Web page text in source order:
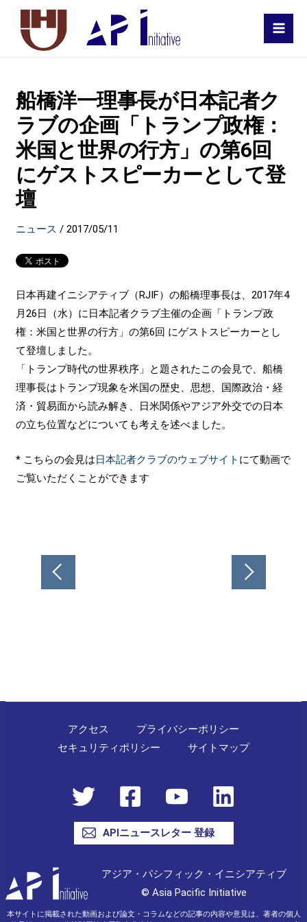
船橋洋一理事長が日本記者ク
ラブの企画「トランプ政権：
米国と世界の行方」の第6回
にゲストスピーカーとして登
壇
ニュース /2017/05/11
日本再建イニシアティブ（RJIF）の船橋理事長は、2017年4
月26日（水）に日本記者クラブ主催の企画「トランプ政
権：米国と世界の行方」の第6回 にゲストスピーカーとし
て登壇しました。
「トランプ時代の世界秩序」と題されたこの会見で、船橋
理事長はトランプ現象を米国の歴史、思想、国際政治・経
済・貿易面から読み解き、日米関係やアジア外交での日本
の立ち位置などについても考えを述べました。
* こちらの会見は日本記者クラブのウェブサイト にて動画で
ご覧いただくことができます
アクセス
プライバシーポリシー
セキュリティポリシー
サイトマップ
APIニュースレター 登録
アジア・パシフィック・イニシアティブ
© Asia Pacific Initiative
本サイトに掲載された動画および論文・コラムなどの記事の内容や意見は、著者の個人